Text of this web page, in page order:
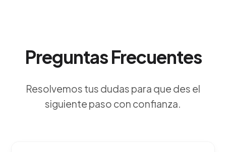
Preguntas Frecuentes
Resolvemos tus dudas para que des el
siguiente paso con confianza.